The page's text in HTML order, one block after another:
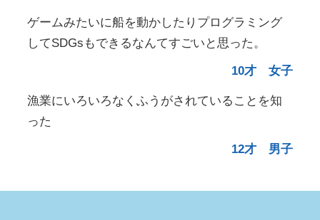
ゲームみたいに船を動かしたりプログラミング
してSDGsもできるなんてすごいと思った。
10才 女子
漁業にいろいろなくふうがされていることを知
った
12才 男子